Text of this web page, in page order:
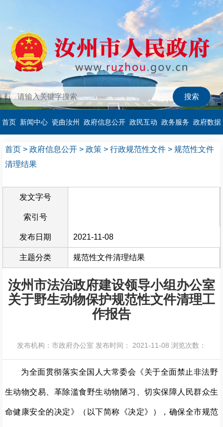
首页 新闻中心 瓷曲汝州 政府信息公开 政民互动 政务服务 政府数据
首页 > 政府信息公开 > 政策 > 行政规范性文件 > 规范性文件
清理结果
发文字号
索引号
发布日期 2021-11-08
主题分类 规范性文件清理结果
汝州市法治政府建设领导小组办公室
关于野生动物保护规范性文件清理工
作报告
发布机构：市政府办公室 发布时间： 2021-11-08 浏览次数：
为全面贯彻落实全国人大常委会《关于全面禁止非法野
生动物交易、革除滥食野生动物陋习、切实保障人民群众生
命健康安全的决定》（以下简称《决定》），确保全市规范